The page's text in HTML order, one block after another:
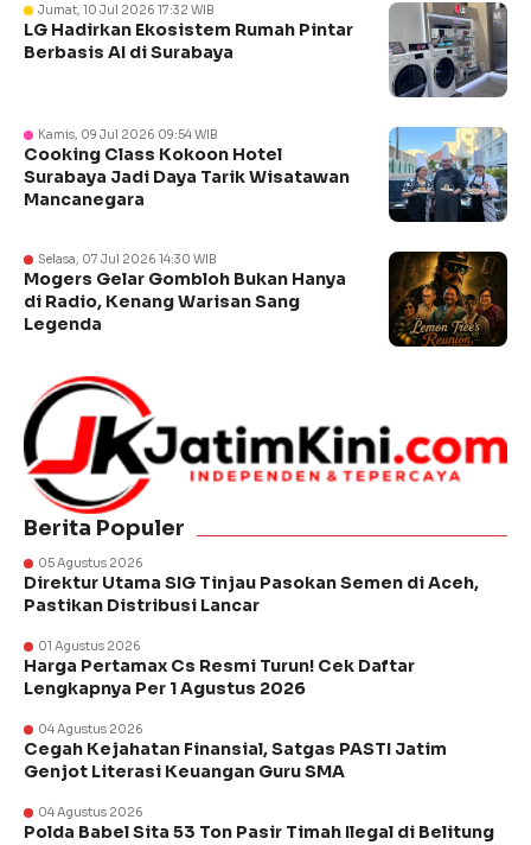
Jumat, 10 Jul 2026 17:32 WIB
LG Hadirkan Ekosistem Rumah Pintar
Berbasis AI di Surabaya
Kamis, 09 Jul 2026 09:54 WIB
Cooking Class Kokoon Hotel
Surabaya Jadi Daya Tarik Wisatawan
Mancanegara
Selasa, 07 Jul 2026 14:30 WIB
Mogers Gelar Gombloh Bukan Hanya
di Radio, Kenang Warisan Sang
Legenda
Berita Populer
05 Agustus 2026
Direktur Utama SIG Tinjau Pasokan Semen di Aceh,
Pastikan Distribusi Lancar
01 Agustus 2026
Harga Pertamax Cs Resmi Turun! Cek Daftar
Lengkapnya Per 1 Agustus 2026
04 Agustus 2026
Cegah Kejahatan Finansial, Satgas PASTI Jatim
Genjot Literasi Keuangan Guru SMA
04 Agustus 2026
Polda Babel Sita 53 Ton Pasir Timah Ilegal di Belitung